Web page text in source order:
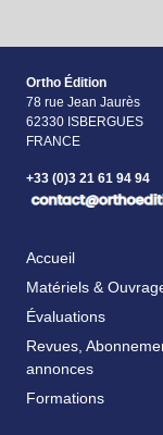
Ortho Édition
78 rue Jean Jaurès
62330 ISBERGUES
FRANCE
+33 (0)3 21 61 94 94
Accueil
Matériels &
Évaluations
Revues,
annonces
Formations